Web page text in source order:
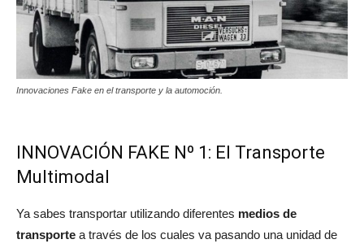
Innovaciones Fake en el transporte y la automoción.
INNOVACIÓN FAKE Nº 1: El Transporte
Multimodal
Ya sabes transportar utilizando diferentes medios de
transporte a través de los cuales va pasando una unidad de